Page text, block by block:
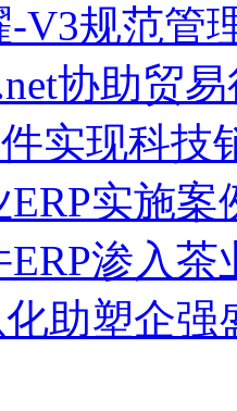
-V3规范管
协助贸
实现科技
实施案
渗入茶
助塑企强